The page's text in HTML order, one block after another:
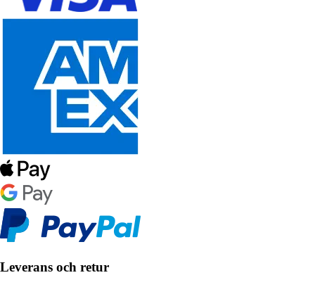
Leverans och retur